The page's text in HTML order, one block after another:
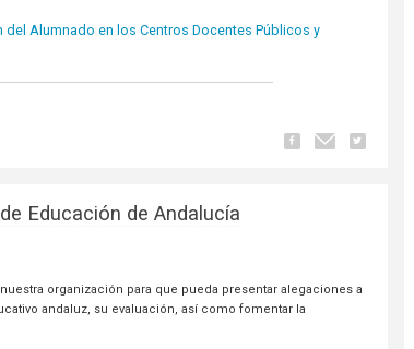
Alumnado en los Centros Docentes Públicos y
Educación de Andalucía
organización para que pueda presentar alegaciones a
andaluz, su evaluación, así como fomentar la